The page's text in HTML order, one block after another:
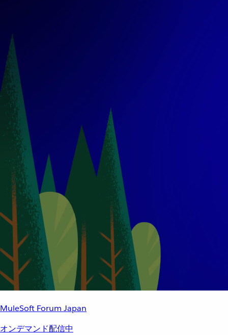
MuleSoft Forum Japan
オンデマンド配信中